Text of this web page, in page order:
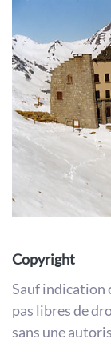
Copyright
Sauf indication
pas libres de
sans une